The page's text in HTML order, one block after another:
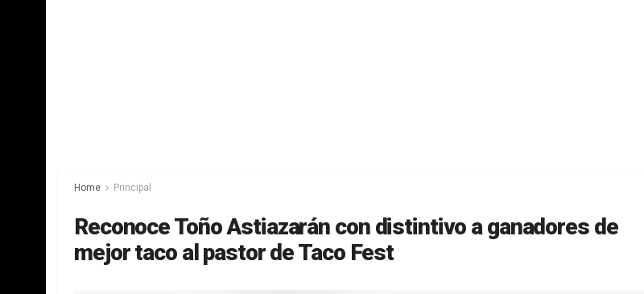
Home Principal
Reconoce Toño Astiazarán con distintivo a ganadores de
mejor taco al pastor de Taco Fest